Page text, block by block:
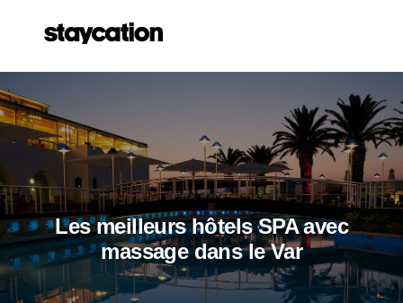
Les meilleurs hôtels SPA avec
massage dans le Var